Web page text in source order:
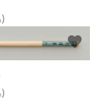
favorite